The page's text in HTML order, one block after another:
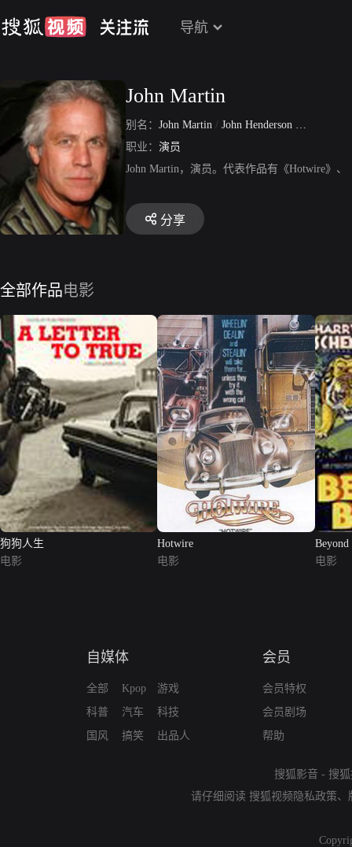
导航
John Martin
别名： John Martin / John Henderson Martin
职业： 演员
John Martin，演员。代表作品有《Hotwire》、
分享
全部作品电影
狗狗人生
电影
Hotwire
电影
Beyond
电影
自媒体
全部
科普
国风
Kpop
汽车
搞笑
游戏
科技
出品人
会员
会员特权
会员剧场
帮助
搜狐影音 - 搜
请仔细阅读 搜狐视频隐私政策、